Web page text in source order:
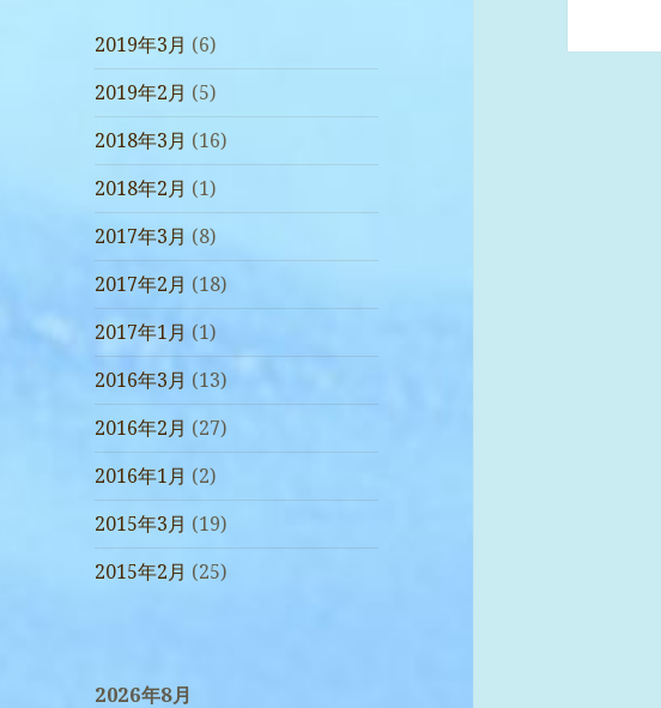
2019年3月 (6)
2019年2月 (5)
2018年3月 (16)
2018年2月 (1)
2017年3月 (8)
2017年2月 (18)
2017年1月 (1)
2016年3月 (13)
2016年2月 (27)
2016年1月 (2)
2015年3月 (19)
2015年2月 (25)
2026年8月